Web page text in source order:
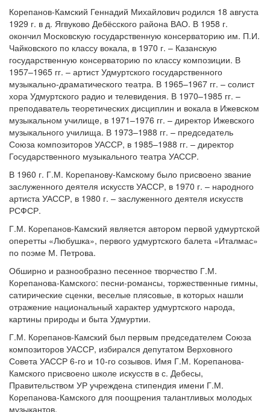
Корепанов-Камский Геннадий Михайлович родился 18 августа
1929 г. в д. Ягвуково Дебёсского района ВАО. В 1958 г.
окончил Московскую государственную консерваторию им. П.И.
Чайковского по классу вокала, в 1970 г. – Казанскую
государственную консерваторию по классу композиции. В
1957–1965 гг. – артист Удмуртского государственного
музыкально-драматического театра. В 1965–1967 гг. – солист
хора Удмуртского радио и телевидения. В 1970–1985 гг. –
преподаватель теоретических дисциплин и вокала в Ижевском
музыкальном училище, в 1971–1976 гг. – директор Ижевского
музыкального училища. В 1973–1988 гг. – председатель
Союза композиторов УАССР, в 1985–1988 гг. – директор
Государственного музыкального театра УАССР.
В 1960 г. Г.М. Корепанову-Камскому было присвоено звание
заслуженного деятеля искусств УАССР, в 1970 г. – народного
артиста УАССР, в 1980 г. – заслуженного деятеля искусств
РСФСР.
Г.М. Корепанов-Камский является автором первой удмуртской
оперетты «Любушка», первого удмуртского балета «Италмас»
по поэме М. Петрова.
Обширно и разнообразно песенное творчество Г.М.
Корепанова-Камского: песни-романсы, торжественные гимны,
сатирические сценки, веселые плясовые, в которых нашли
отражение национальный характер удмуртского народа,
картины природы и быта Удмуртии.
Г.М. Корепанов-Камский был первым председателем Союза
композиторов УАССР, избирался депутатом Верховного
Совета УАССР 6-го и 10-го созывов. Имя Г.М. Корепанова-
Камского присвоено школе искусств в с. Дебесы,
Правительством УР учреждена стипендия имени Г.М.
Корепанова-Камского для поощрения талантливых молодых
музыкантов.